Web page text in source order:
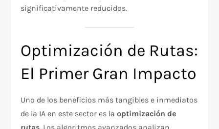
significativamente reducidos.
Optimización de Rutas:
El Primer Gran Impacto
Uno de los beneficios más tangibles e inmediatos
de la IA en este sector es laoptimización de